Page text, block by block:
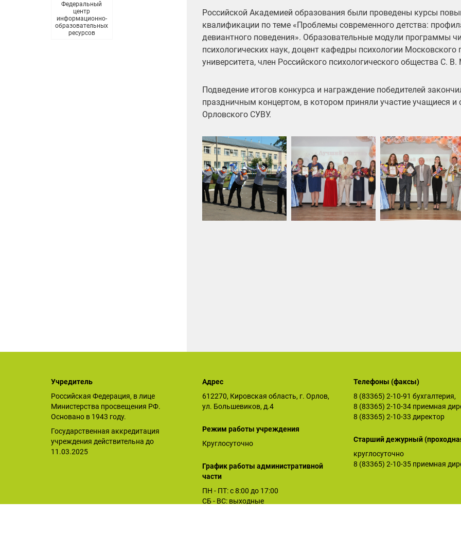
Федеральный
центр
информационно-
образовательных
ресурсов
Российской Академией образования были проведены курсы
квалификации по теме «Проблемы современного детства:
девиантного поведения». Образовательные модули программы
психологических наук, доцент кафедры психологии Московского
университета, член Российского психологического общества С.
Подведение итогов конкурса и награждение победителей
праздничным концертом, в котором приняли участие учащиеся и
Орловского СУВУ.
Учредитель
Российская Федерация, в лице
Министерства просвещения РФ.
Основано в 1943 году.
Государственная аккредитация
учреждения действительна до
11.03.2025
Адрес
612270, Кировская область, г. Орлов,
ул. Большевиков, д.4
Режим работы учреждения
Круглосуточно
График работы административной
части
ПН - ПТ: с 8:00 до 17:00
СБ - ВС: выходные
Телефоны (факсы)
8 (83365) 2-10-91 бухгалтерия,
8 (83365) 2-10-34 приемная
8 (83365) 2-10-33 директор
Старший дежурный
круглосуточно
8 (83365) 2-10-35 приемная